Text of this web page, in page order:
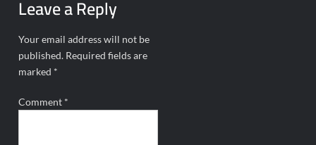
Leave a Reply
Your email address will not be
published. Required fields are
marked *
Comment *